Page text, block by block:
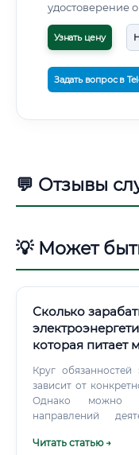
удостоверение
Узнать цену
Задать вопрос в
💬 Отзывы
💡 Может
Сколько
которая питает
Круг
зависит от
Однако можно
направлений деятельности:
Читать статью →